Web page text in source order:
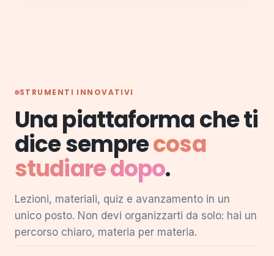
STRUMENTI INNOVATIVI
Una piattaforma che ti
dice semprecosa
studiare dopo.
Lezioni, materiali, quiz e avanzamento in un
unico posto. Non devi organizzarti da solo: hai un
percorso chiaro, materia per materia.